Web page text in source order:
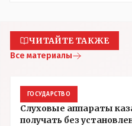
ЧИТАЙТЕ ТАКЖЕ
Все материалы
ГОСУДАРСТВО
Слуховые аппараты
получать без